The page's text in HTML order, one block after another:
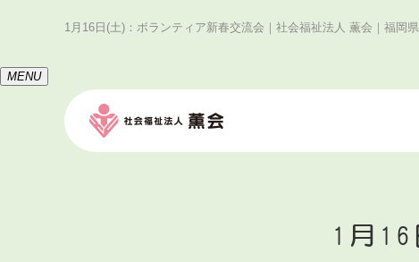
1月16日(土)：ボランティア新春交流会｜社会福祉法人 薫会｜福岡
MENU
1月